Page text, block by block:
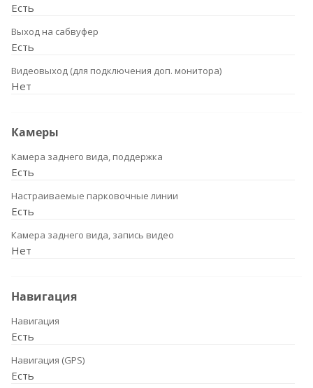
Есть
Выход на сабвуфер
Есть
Видеовыход (для подключения доп. монитора)
Нет
Камеры
Камера заднего вида, поддержка
Есть
Настраиваемые парковочные линии
Есть
Камера заднего вида, запись видео
Нет
Навигация
Навигация
Есть
Навигация (GPS)
Есть